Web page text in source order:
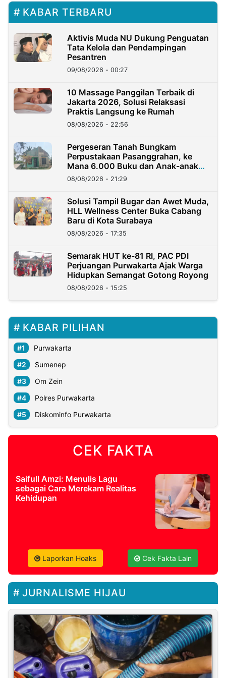
KABAR TERBARU
Aktivis Muda NU Dukung Penguatan
Tata Kelola dan Pendampingan
Pesantren
09/08/2026 - 00:27
10 Massage Panggilan Terbaik di
Jakarta 2026, Solusi Relaksasi
Praktis Langsung ke Rumah
08/08/2026 - 22:56
Pergeseran Tanah Bungkam
Perpustakaan Pasanggrahan, ke
Mana 6.000 Buku dan Anak-anak
Kini?
08/08/2026 - 21:29
Solusi Tampil Bugar dan Awet Muda,
HLL Wellness Center Buka Cabang
Baru di Kota Surabaya
08/08/2026 - 17:35
Semarak HUT ke-81 RI, PAC PDI
Perjuangan Purwakarta Ajak Warga
Hidupkan Semangat Gotong Royong
08/08/2026 - 15:25
KABAR PILIHAN
Purwakarta
Sumenep
Om Zein
Polres Purwakarta
Diskominfo Purwakarta
CEK FAKTA
Saifull Amzi: Menulis Lagu
sebagai Cara Merekam Realitas
Kehidupan
Laporkan Hoaks Cek Fakta Lain
JURNALISME HIJAU